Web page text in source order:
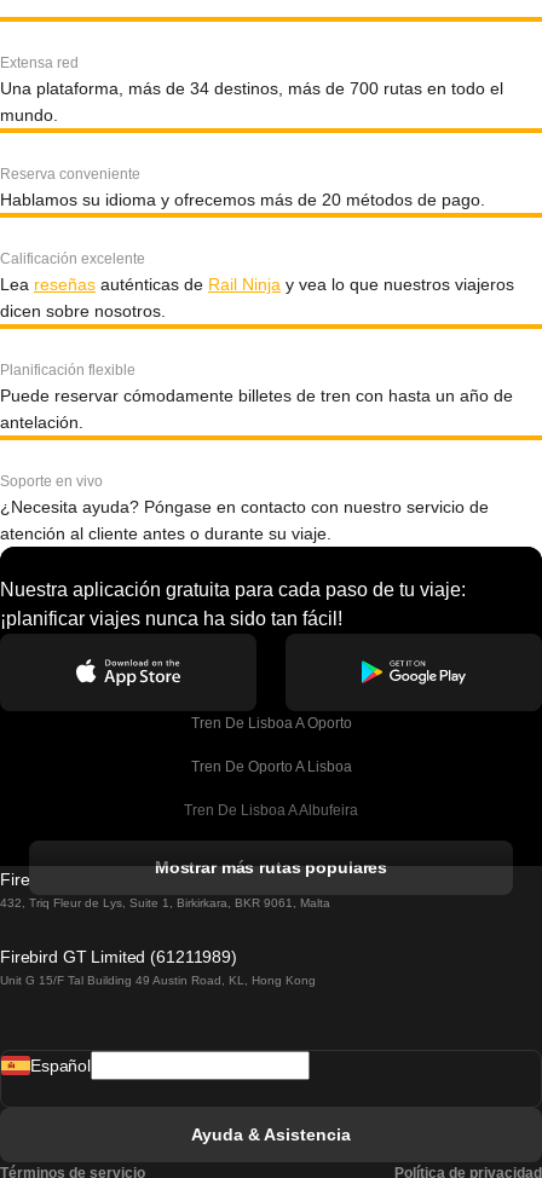
Extensa red
Una plataforma, más de 34 destinos, más de 700 rutas en todo el
mundo.
Reserva conveniente
Hablamos su idioma y ofrecemos más de 20 métodos de pago.
Calificación excelente
Lea reseñas auténticas de Rail Ninja y vea lo que nuestros viajeros
dicen sobre nosotros.
Planificación flexible
Puede reservar cómodamente billetes de tren con hasta un año de
antelación.
Soporte en vivo
¿Necesita ayuda? Póngase en contacto con nuestro servicio de
atención al cliente antes o durante su viaje.
Nuestra aplicación gratuita para cada paso de tu viaje:
¡planificar viajes nunca ha sido tan fácil!
Tren De Lisboa A Oporto
Tren De Oporto A Lisboa
Tren De Lisboa A Albufeira
Tren De Lisboa A Lagos
Tren De Lisboa A Madrid
Mostrar más rutas populares
Firebird GT Limited (OC 1451)
432, Triq Fleur de Lys, Suite 1, Birkirkara, BKR 9061, Malta
Firebird GT Limited (61211989)
Unit G 15/F Tal Building 49 Austin Road, KL, Hong Kong
Español
Ayuda & Asistencia
Términos de servicio Política de privacidad